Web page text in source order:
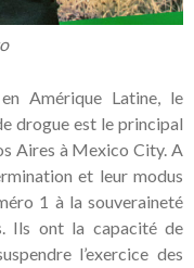
Amérique Latine, le
drogue est le principal
Aires à Mexico City. A
et leur modus
1 à la souveraineté
Ils ont la capacité de
l’exercice des